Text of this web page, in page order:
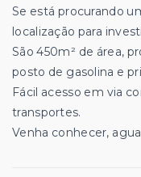
Se está procurando
localização para
São 450m² de área,
posto de gasolina e
Fácil acesso em via
transportes.
Venha conhecer,